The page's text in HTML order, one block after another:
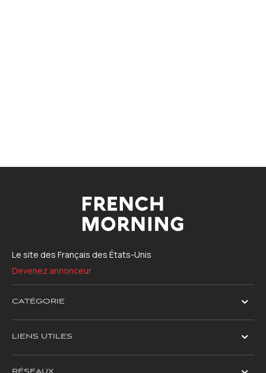
Le site des Français des États-Unis
Devenez annonceur
CATÉGORIE
LIENS UTILES